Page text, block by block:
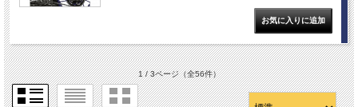
1 / 3ページ（全56件）